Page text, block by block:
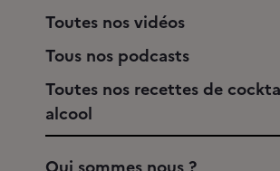
Toutes nos vidéos
Tous nos podcasts
Toutes nos recettes de
alcool